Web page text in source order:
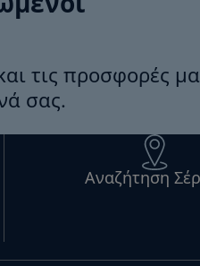
τις προσφορές
σας.
Αναζήτηση